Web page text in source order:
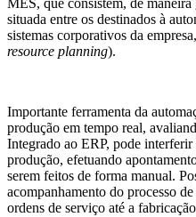
MES, que consistem, de maneira
situada entre os destinados à
sistemas corporativos da
resource planning).
Importante ferramenta da
produção em tempo real,
Integrado ao ERP, pode interferir
produção, efetuando
serem feitos de forma manual.
acompanhamento do processo
ordens de serviço até a